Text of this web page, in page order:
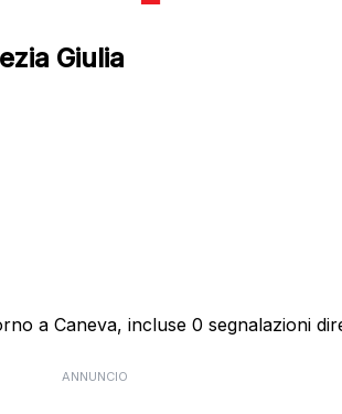
Giulia
a Caneva, incluse 0 segnalazioni
ANNUNCIO